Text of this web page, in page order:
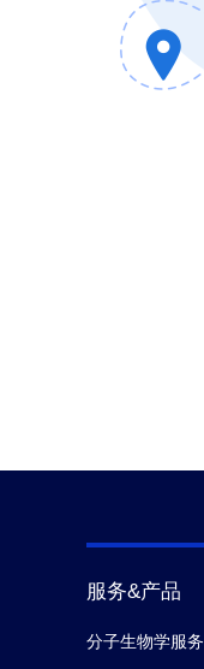
服务&产品
分子生物学服务